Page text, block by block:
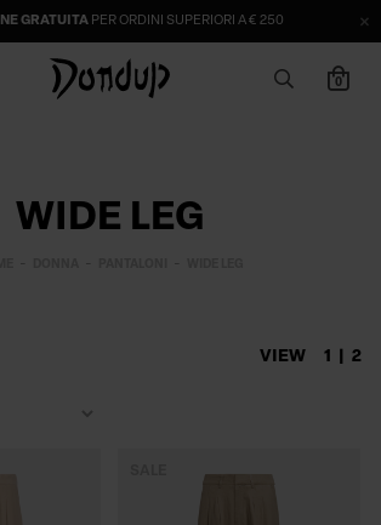
GRATUITAPER ORDINI SUPERIORI A € 250
0
WIDE LEG
VIEW 1 2